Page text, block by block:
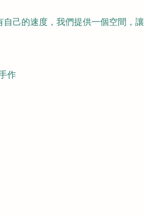
己的速度，我們提供一個空間，讓
作